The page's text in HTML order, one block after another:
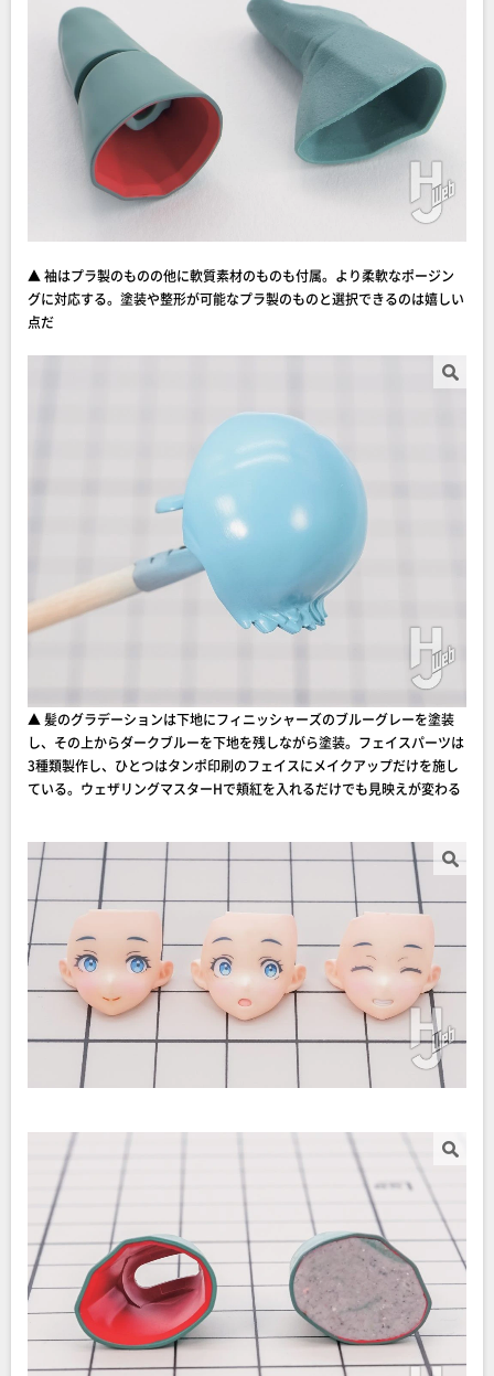
▲ 袖はプラ製のものの他に軟質素材のものも付属。より柔軟なポージン
グに対応する。塗装や整形が可能なプラ製のものと選択できるのは嬉しい
点だ
▲ 髪のグラデーションは下地にフィニッシャーズのブルーグレーを塗装
し、その上からダークブルーを下地を残しながら塗装。フェイスパーツは
3種類製作し、ひとつはタンポ印刷のフェイスにメイクアップだけを施し
ている。ウェザリングマスターHで頬紅を入れるだけでも見映えが変わる